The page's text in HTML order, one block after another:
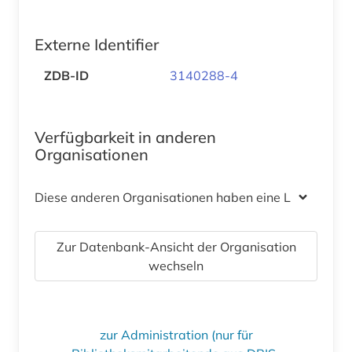
Externe Identifier
ZDB-ID 3140288-4
Verfügbarkeit in anderen
Organisationen
Diese anderen Organisationen haben eine Lizenz
Zur Datenbank-Ansicht der Organisation
wechseln
zur Administration (nur für